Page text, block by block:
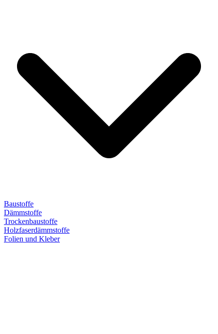
Baustoffe
Dämmstoffe
Trockenbaustoffe
Holzfaserdämmstoffe
Folien und Kleber